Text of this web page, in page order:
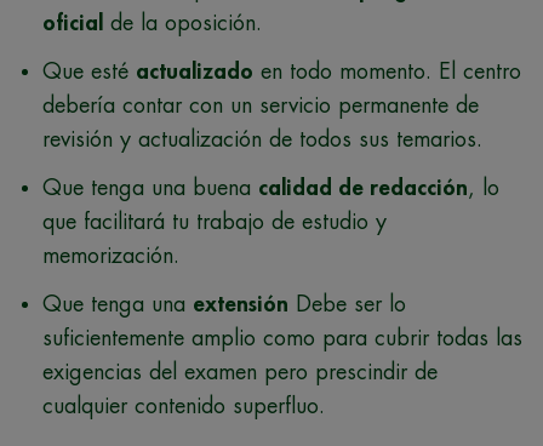
oficial de la oposición.
Que esté actualizado en todo momento. El centro
debería contar con un servicio permanente de
revisión y actualización de todos sus temarios.
Que tenga una buena calidad de redacción , lo
que facilitará tu trabajo de estudio y
memorización.
Que tenga una extensión Debe ser lo
suficientemente amplio como para cubrir todas las
exigencias del examen pero prescindir de
cualquier contenido superfluo.